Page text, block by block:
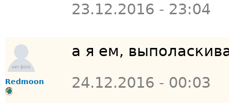
23.12.2016 - 23:04
Redmoon
а я ем,
24.12.2016 - 00:03